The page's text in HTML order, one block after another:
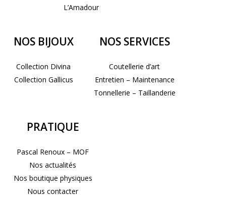
L’Amadour
NOS BIJOUX
Collection Divina
Collection Gallicus
NOS SERVICES
Coutellerie d’art
Entretien – Maintenance
Tonnellerie – Taillanderie
PRATIQUE
Pascal Renoux – MOF
Nos actualités
Nos boutique physiques
Nous contacter